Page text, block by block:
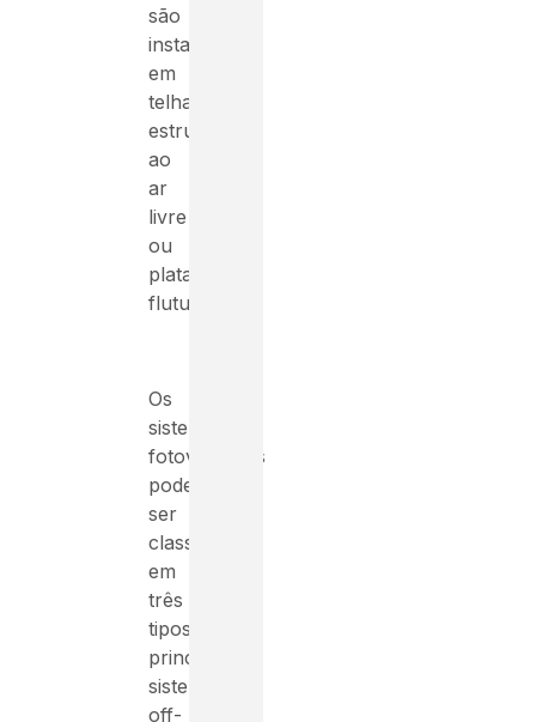
são
instalados
em
telhados,
estruturas
ao
ar
livre
ou
plataformas
flutuantes.
Os
sistemas
fotovoltaicos
podem
ser
classificados
em
três
tipos
principais:
sistemas
off-